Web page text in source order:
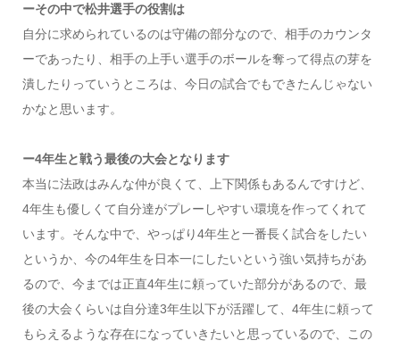
ーその中で松井選手の役割は
自分に求められているのは守備の部分なので、相手のカウンタ
ーであったり、相手の上手い選手のボールを奪って得点の芽を
潰したりっていうところは、今日の試合でもできたんじゃない
かなと思います。
ー4年生と戦う最後の大会となります
本当に法政はみんな仲が良くて、上下関係もあるんですけど、
4年生も優しくて自分達がプレーしやすい環境を作ってくれて
います。そんな中で、やっぱり4年生と一番長く試合をしたい
というか、今の4年生を日本一にしたいという強い気持ちがあ
るので、今までは正直4年生に頼っていた部分があるので、最
後の大会くらいは自分達3年生以下が活躍して、4年生に頼って
もらえるような存在になっていきたいと思っているので、この